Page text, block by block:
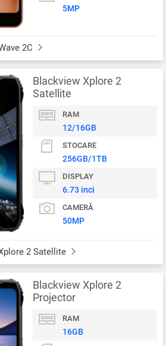
5MP
2C
Blackview Xplore 2
Satellite
RAM
12/16GB
STOCARE
256GB/1TB
DISPLAY
6.73 inci
CAMERĂ
50MP
2 Satellite
Blackview Xplore 2
Projector
RAM
16GB